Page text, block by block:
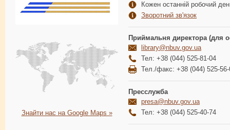
Знайти нас на Google Maps »
Кожен останній робочий
Зворотний зв'язок
Приймальня директора (для
library@nbuv.gov.ua
Тел: +38 (044) 525-81-04
Тел./факс: +38 (044) 525-56-
Пресслужба
presa@nbuv.gov.ua
Тел: +38 (044) 525-40-74